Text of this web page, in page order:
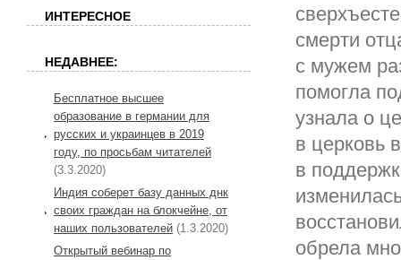
смерти
с мужем
помогла
узнала о
в церковь
в
обрела
ИНТЕРЕСНОЕ
НЕДАВНЕЕ:
Бесплатное высшее
образование в германии для
русских и украинцев в 2019
году, по просьбам читателей
(3.3.2020)
Индия соберет базу данных днк
своих граждан на блокчейне, от
наших пользователей (1.3.2020)
Открытый вебинар по